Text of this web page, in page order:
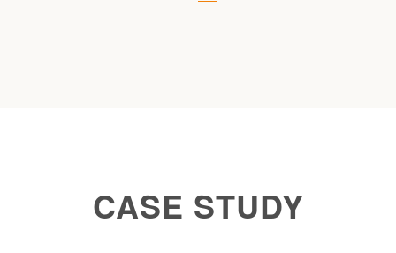
CASE STUDY